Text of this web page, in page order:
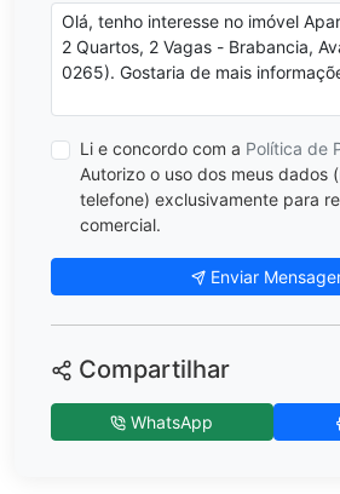
Li e concordo com a Política de
Autorizo o uso dos meus dados
telefone) exclusivamente para
comercial.
Enviar
Compartilhar
WhatsApp